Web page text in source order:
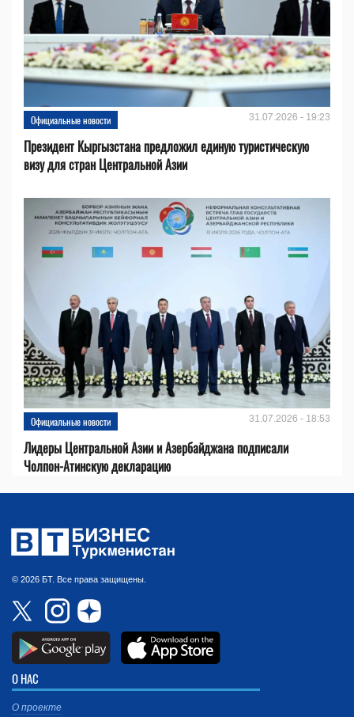
Официальные новости 31.07.2026 - 19:23
Президент Кыргызстана предложил единую туристическую
визу для стран Центральной Азии
Официальные новости 31.07.2026 - 18:53
Лидеры Центральной Азии и Азербайджана подписали
Чолпон-Атинскую декларацию
© 2026 БТ. Все права защищены.
О НАС
О проекте